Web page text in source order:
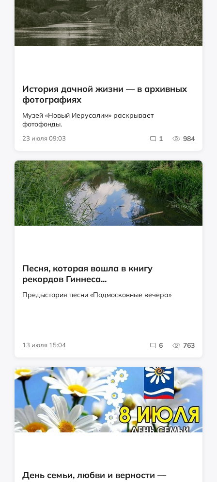
История дачной жизни — в архивных
фотографиях
Музей «Новый Иерусалим» раскрывает
фотофонды.
23 июля 09:03 1 984
Песня, которая вошла в книгу
рекордов Гиннеса...
Предыстория песни «Подмосковные вечера»
13 июля 15:04 6 763
День семьи, любви и верности —